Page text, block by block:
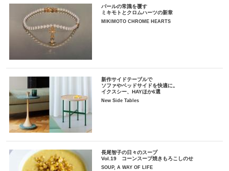
パールの常識を覆す
ミキモトとクロムハーツの新章
MIKIMOTO CHROME HEARTS
新作サイドテーブルで
ソファやベッドサイドを快適に。
イクスシー、HAYほか6選
New Side Tables
長尾智子の日々のスープ
Vol.19 コーンスープ焼きもろこしのせ
SOUP, A WAY OF LIFE